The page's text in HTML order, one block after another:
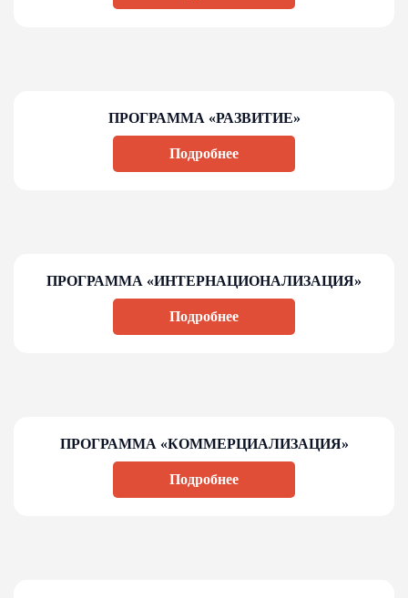
ПРОГРАММА «РАЗВИТИЕ»
Подробнее
ПРОГРАММА «ИНТЕРНАЦИОНАЛИЗАЦИЯ»
Подробнее
ПРОГРАММА «КОММЕРЦИАЛИЗАЦИЯ»
Подробнее